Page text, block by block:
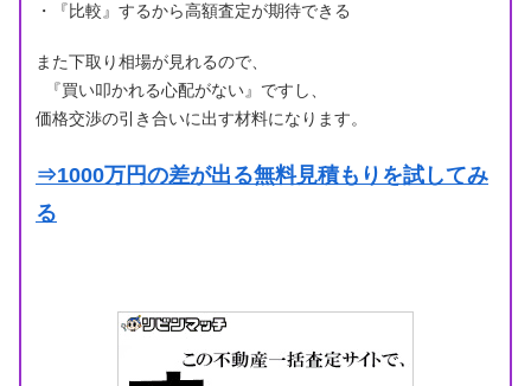
・『比較』するから高額査定が期待できる
また下取り相場が見れるので、
『買い叩かれる心配がない』ですし、
価格交渉の引き合いに出す材料になります。
⇒1000万円の差が出る無料見積もりを試してみ
る